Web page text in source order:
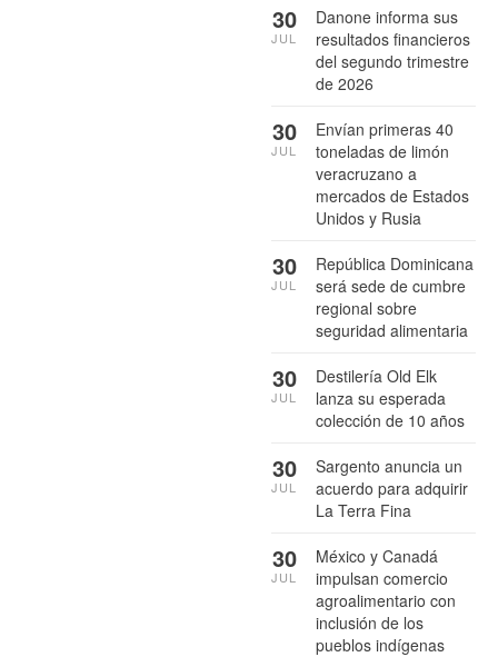
Danone informa sus
resultados financieros
del segundo trimestre
de 2026
30
JUL
Envían primeras 40
toneladas de limón
veracruzano a
mercados de Estados
Unidos y Rusia
30
JUL
República Dominicana
será sede de cumbre
regional sobre
seguridad alimentaria
30
JUL
Destilería Old Elk
lanza su esperada
colección de 10 años
30
JUL
Sargento anuncia un
acuerdo para adquirir
La Terra Fina
30
JUL
México y Canadá
impulsan comercio
agroalimentario con
inclusión de los
pueblos indígenas
30
JUL